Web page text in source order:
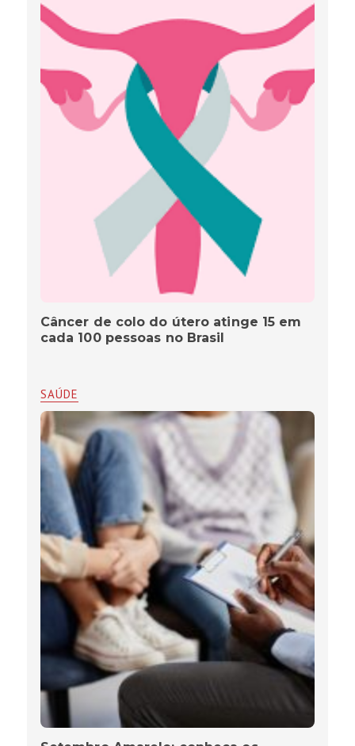
Câncer de colo do útero atinge 15 em
cada 100 pessoas no Brasil
SAÚDE